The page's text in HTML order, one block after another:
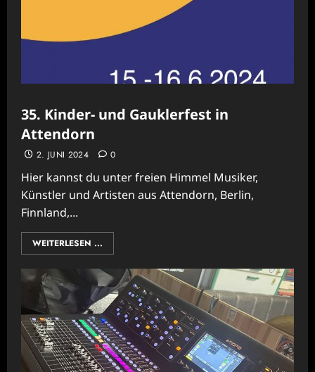
35. Kinder- und Gauklerfest in
Attendorn
2. JUNI 2024 0
Hier kannst du unter freien Himmel Musiker,
Künstler und Artisten aus Attendorn, Berlin,
Finnland,...
WEITERLESEN ...